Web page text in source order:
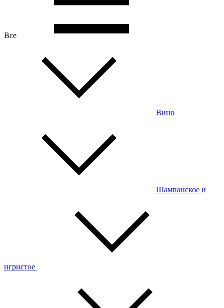
Все
Вино
Шампанское и
игристое